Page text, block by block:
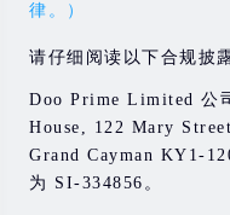
律。）
请仔细阅读以下合规披
Doo Prime Limited 公
House, 122 Mary
Grand Cayman KY1-
为 SI-334856。